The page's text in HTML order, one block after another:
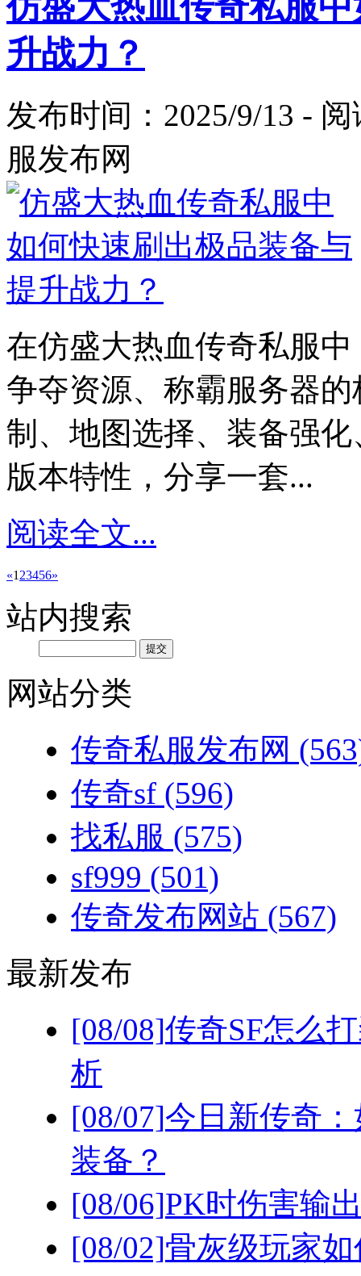
升战力？
发布时间：2025/9/13 -
服发布网
在仿盛大热血传奇私服
争夺资源、称霸服务器
制、地图选择、装备强
版本特性，分享一套...
阅读全文...
«1 23456»
站内搜索
网站分类
传奇私服发布网
传奇sf (596)
找私服 (575)
sf999 (501)
传奇发布网站 (567)
最新发布
[08/08]传奇SF怎么
析
[08/07]今日新传奇
装备？
[08/06]PK时伤害输
[08/02]骨灰级玩家